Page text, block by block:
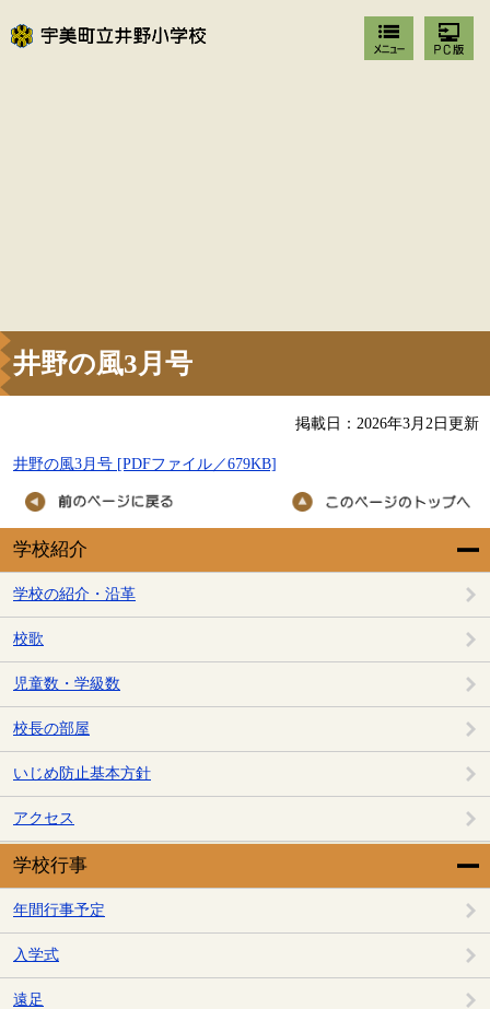
学校紹介
学校の紹介・沿革
校歌
児童数・学級数
校長の部屋
いじめ防止基本方針
アクセス
学校行事
年間行事予定
入学式
遠足
井野の風3月号
掲載日：2026年3月2日更新
井野の風3月号 [PDFファイル／679KB]